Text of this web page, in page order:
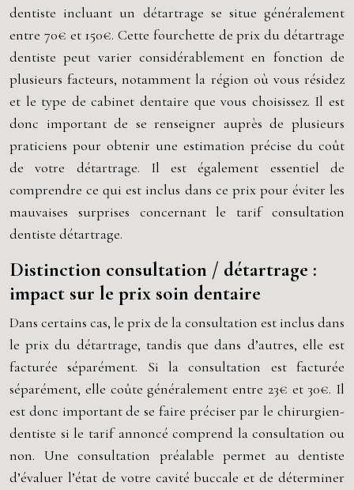
dentiste incluant un détartrage se situe généralement
entre 70€ et 150€. Cette fourchette de prix du détartrage
dentiste peut varier considérablement en fonction de
plusieurs facteurs, notamment la région où vous résidez
et le type de cabinet dentaire que vous choisissez. Il est
donc important de se renseigner auprès de plusieurs
praticiens pour obtenir une estimation précise du coût
de votre détartrage. Il est également essentiel de
comprendre ce qui est inclus dans ce prix pour éviter les
mauvaises surprises concernant le tarif consultation
dentiste détartrage.
Distinction consultation / détartrage :
impact sur le prix soin dentaire
Dans certains cas, le prix de la consultation est inclus dans
le prix du détartrage, tandis que dans d’autres, elle est
facturée séparément. Si la consultation est facturée
séparément, elle coûte généralement entre 23€ et 30€. Il
est donc important de se faire préciser par le chirurgien-
dentiste si le tarif annoncé comprend la consultation ou
non. Une consultation préalable permet au dentiste
d’évaluer l’état de votre cavité buccale et de déterminer